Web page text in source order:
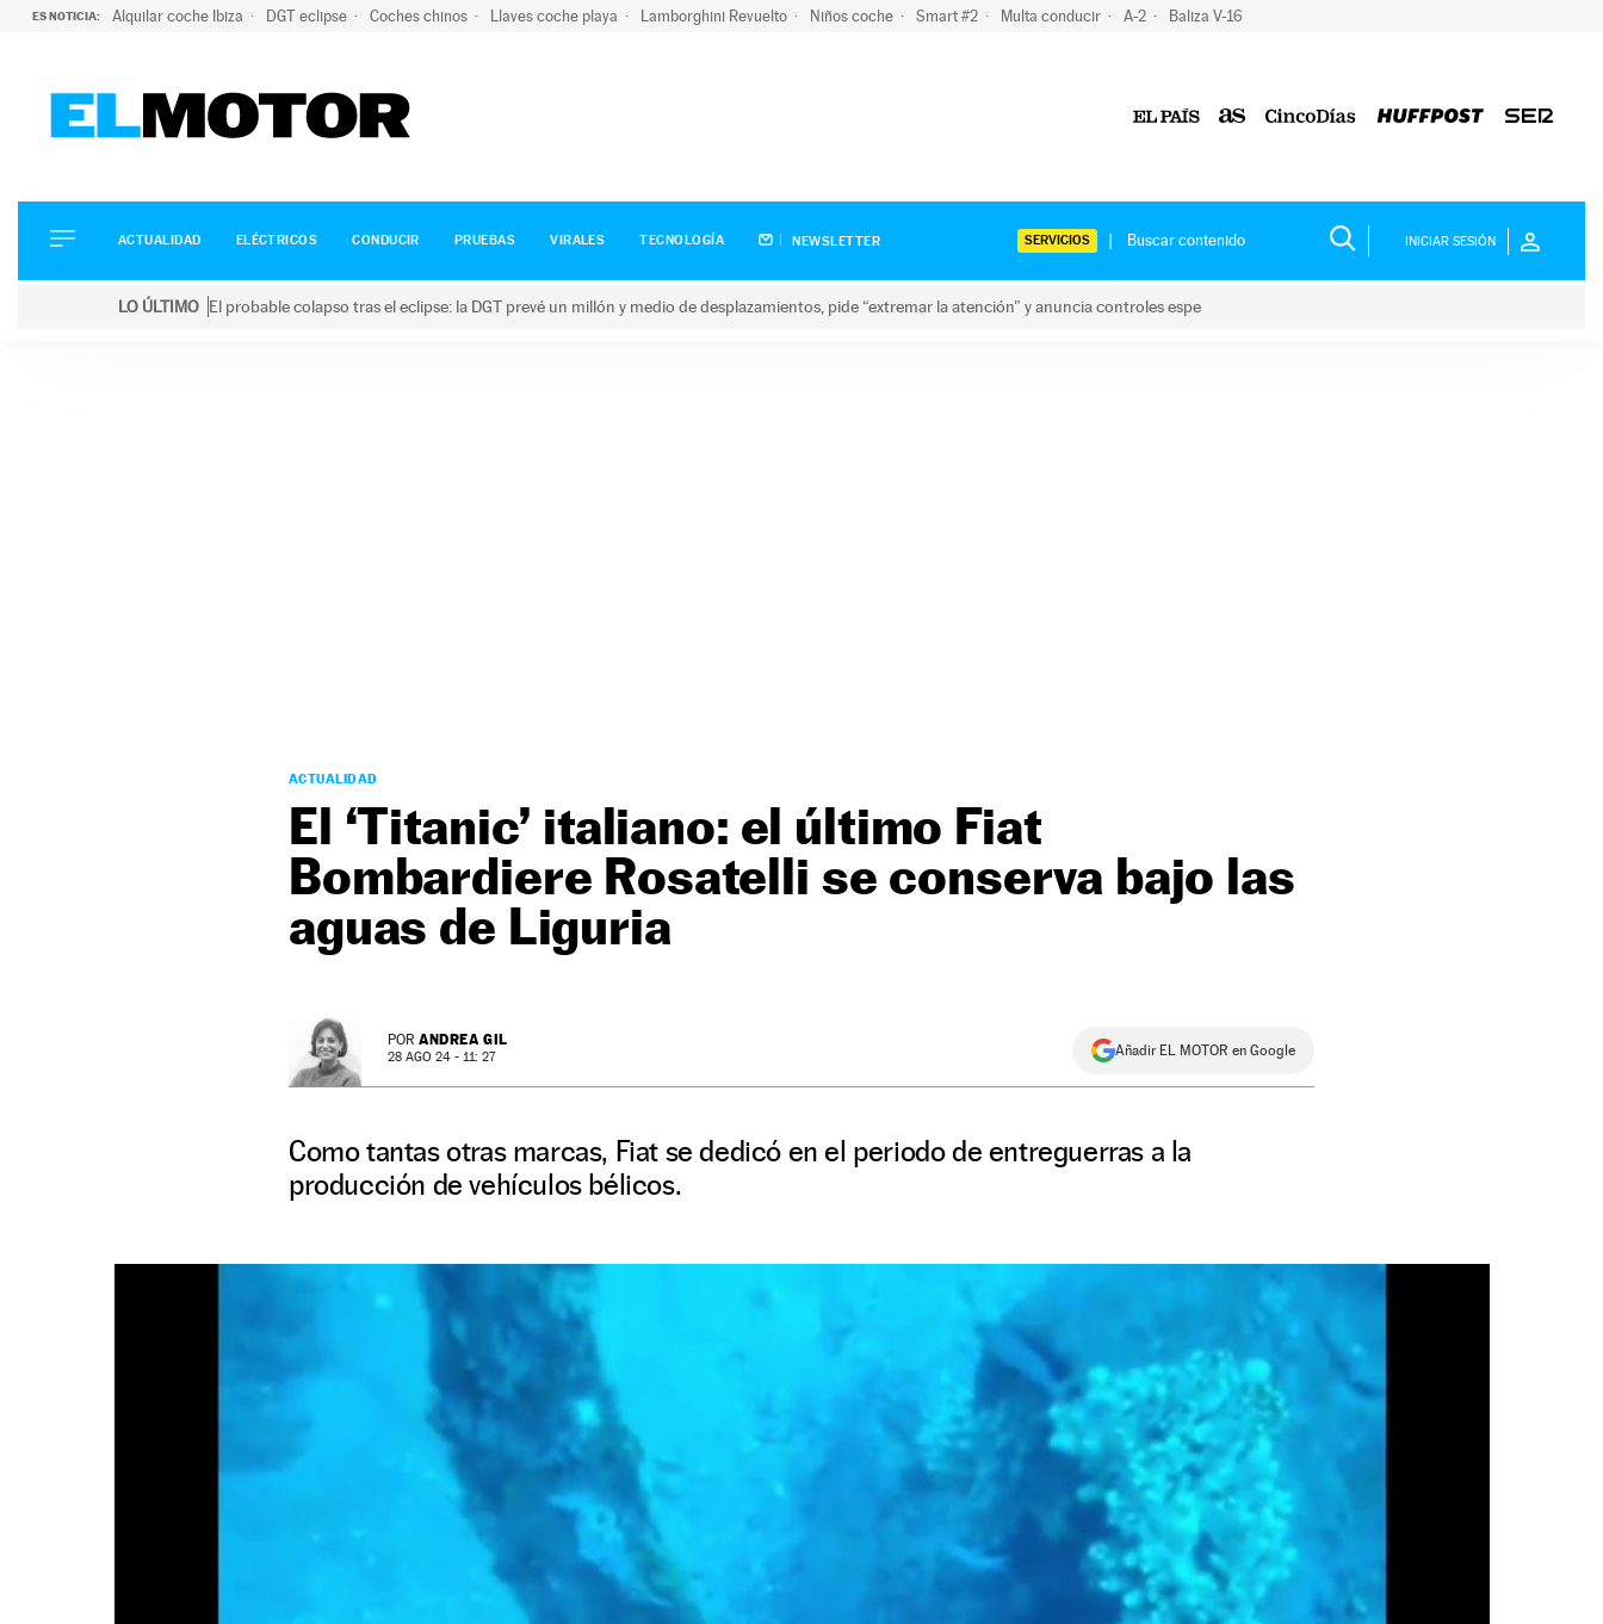
ES NOTICIA: Alquilar coche Ibiza DGT eclipse Coches chinos Llaves coche playa Lamborghini Revuelto Niños coche Smart #2 Multa conducir A-2 Baliza V-16
ELÉCTRICOS
CONDUCIR
ACTUALIDAD ELÉCTRICOS CONDUCIR PRUEBAS VIRALES TECNOLOGÍA NEWSLETTER SERVICIOS INICIAR SESIÓN
LO ÚLTIMO El probable colapso tras el eclipse: la DGT prevé un millón y medio de desplazamientos, pide “extremar la atención” y anuncia controles espe
ACTUALIDAD
El ‘Titanic’ italiano: el último Fiat
Bombardiere Rosatelli se conserva bajo las
aguas de Liguria
POR ANDREA GIL
28 AGO 24 - 11: 27 Añadir EL MOTOR en Google
Como tantas otras marcas, Fiat se dedicó en el periodo de entreguerras a la
producción de vehículos bélicos.